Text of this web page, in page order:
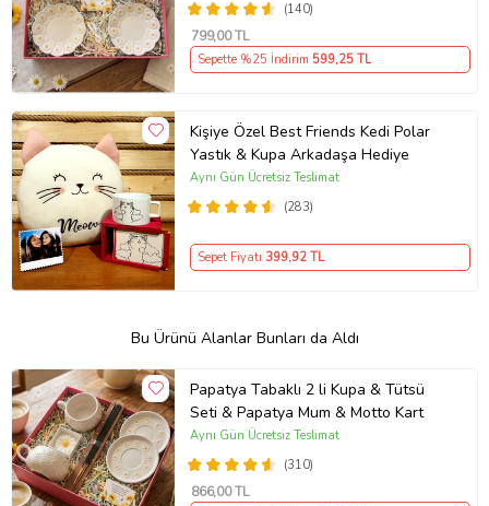
(140)
799,00 TL
Sepette %25 İndirim 599,25 TL
Kişiye Özel Best Friends Kedi Polar
Yastık & Kupa Arkadaşa Hediye
(283)
Aynı Gün Ücretsiz Teslimat
Sepet Fiyatı 399,92 TL
Bu Ürünü Alanlar Bunları da Aldı
Papatya Tabaklı 2 li Kupa & Tütsü
Seti & Papatya Mum & Motto Kart
(310)
Aynı Gün Ücretsiz Teslimat
866,00 TL